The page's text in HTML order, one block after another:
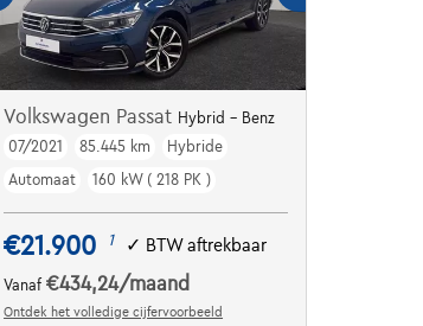
| GPS | Side assist | kms evolutifs
Volkswagen Passat Hybrid - Benz
07/2021
85.445 km
Hybride
Automaat
160 kW ( 218 PK )
€21.900 1 ✓ BTW aftrekbaar
Vanaf€434,24/maand
Ontdek het volledige cijfervoorbeeld